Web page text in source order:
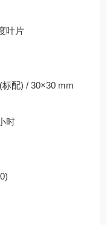
叶片
配) / 30×30 mm
时